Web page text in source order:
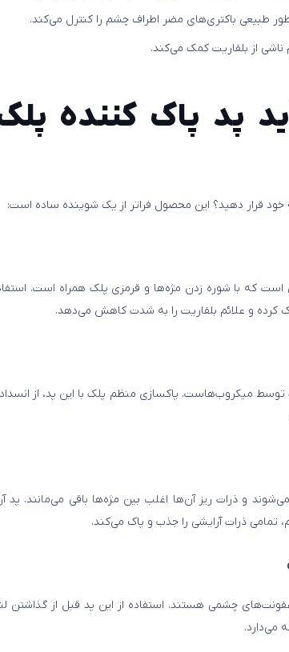
طبیعی باکتری‌های مضر اطراف چشم را کنترل می‌کند.
از بلفاریت کمک می‌کند.
پد پاک کننده
خود قرار دهید؟ این محصول فراتر از یک شوینده ساده است:
که با شوره زدن مژه‌ها و قرمزی پلک همراه است.
کرده و علائم بلفاریت را به شدت کاهش می‌دهد.
میکروب‌هاست. پاکسازی منظم پلک با این پد، از
و ذرات ریز آن‌ها اغلب بین مژه‌ها باقی می‌مانند. پد
ذرات آرایشی را جذب و پاک می‌کند.
چشمی هستند. استفاده از این پد قبل از
می‌دارد.